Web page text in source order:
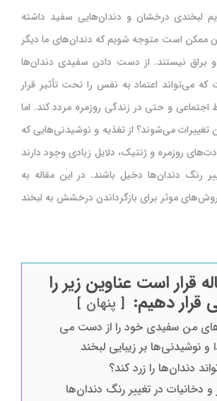
لبخندی درخشان و دندان‌هایی سفید داشته
ممکن است متوجه شویم که دندان‌های ما دیگر
براق نیستند. از دست دادن سفیدی دندان‌ها
می‌تواند اعتماد به نفس را تحت تأثیر قرار
اجتماعی و حتی در زندگی روزمره مردد کند. اما
تغییرات می‌شوند؟ از تغذیه و نوشیدنی‌هایی که
روزمره و ژنتیک، دلایل زیادی وجود دارند
رنگ دندان‌ها دخیل باشند. در این مقاله به
موثر برای بازگرداندن درخشش به لبخند
قرار است عناوین زیر را
قرار دهیم: پنهان
من سفیدی خود را از دست می
و نوشیدنی‌ها بر زیبایی لبخند
دندان‌ها را زرد کند؟
دخانیات در تغییر رنگ دندان‌ها